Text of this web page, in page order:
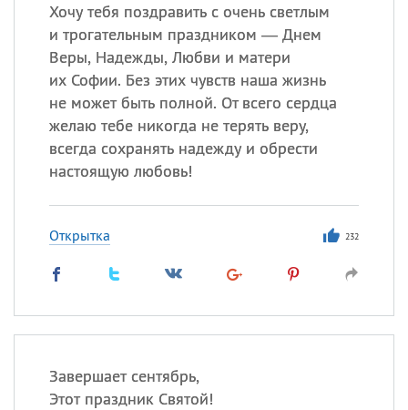
Хочу тебя поздравить с очень светлым
и трогательным праздником — Днем
Веры, Надежды, Любви и матери
их Софии. Без этих чувств наша жизнь
не может быть полной. От всего сердца
желаю тебе никогда не терять веру,
всегда сохранять надежду и обрести
настоящую любовь!
Открытка 232
Завершает сентябрь,
Этот праздник Святой!